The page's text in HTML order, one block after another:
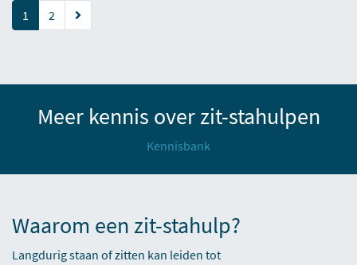
1 (current)
2
Meer kennis over zit-stahulpen
Kennisbank
Waarom een zit-stahulp?
Langdurig staan of zitten kan leiden tot